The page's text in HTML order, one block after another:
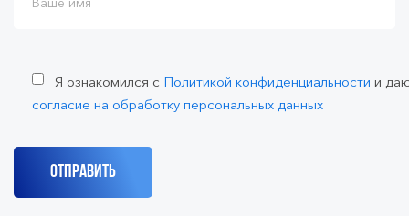
Я ознакомился с Политикой конфиденциальности и
согласие на обработку персональных данных